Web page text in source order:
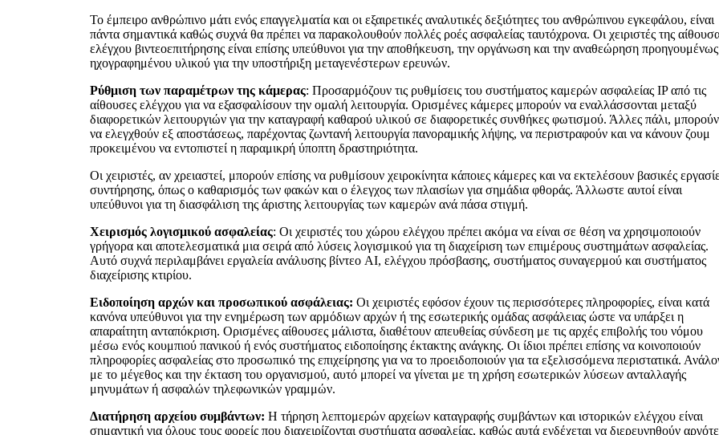
Το έμπειρο ανθρώπινο μάτι ενός επαγγελματία και οι εξαιρετικές αναλυτικές δεξιότητες του ανθρώπινου εγκεφάλου, είναι
πάντα σημαντικά καθώς συχνά θα πρέπει να παρακολουθούν πολλές ροές ασφαλείας ταυτόχρονα. Οι χειριστές της
ελέγχου βιντεοεπιτήρησης είναι επίσης υπεύθυνοι για την αποθήκευση, την οργάνωση και την αναθεώρηση προηγουμένως
ηχογραφημένου υλικού για την υποστήριξη μεταγενέστερων ερευνών.
Ρύθμιση των παραμέτρων της κάμερας: Προσαρμόζουν τις ρυθμίσεις του συστήματος καμερών ασφαλείας IP από τις
αίθουσες ελέγχου για να εξασφαλίσουν την ομαλή λειτουργία. Ορισμένες κάμερες μπορούν να εναλλάσσονται μεταξύ
διαφορετικών λειτουργιών για την καταγραφή καθαρού υλικού σε διαφορετικές συνθήκες φωτισμού. Άλλες πάλι, μπορούν
να ελεγχθούν εξ αποστάσεως, παρέχοντας ζωντανή λειτουργία πανοραμικής λήψης, να περιστραφούν και να κάνουν ζουμ
προκειμένου να εντοπιστεί η παραμικρή ύποπτη δραστηριότητα.
Οι χειριστές, αν χρειαστεί, μπορούν επίσης να ρυθμίσουν χειροκίνητα κάποιες κάμερες και να εκτελέσουν βασικές
συντήρησης, όπως ο καθαρισμός των φακών και ο έλεγχος των πλαισίων για σημάδια φθοράς. Άλλωστε αυτοί είναι
υπεύθυνοι για τη διασφάλιση της άριστης λειτουργίας των καμερών ανά πάσα στιγμή.
Χειρισμός λογισμικού ασφαλείας: Οι χειριστές του χώρου ελέγχου πρέπει ακόμα να είναι σε θέση να χρησιμοποιούν
γρήγορα και αποτελεσματικά μια σειρά από λύσεις λογισμικού για τη διαχείριση των επιμέρους συστημάτων ασφαλείας.
Αυτό συχνά περιλαμβάνει εργαλεία ανάλυσης βίντεο AI, ελέγχου πρόσβασης, συστήματος συναγερμού και συστήματος
διαχείρισης κτιρίου.
Ειδοποίηση αρχών και προσωπικού ασφάλειας: Οι χειριστές εφόσον έχουν τις περισσότερες πληροφορίες, είναι κατά
κανόνα υπεύθυνοι για την ενημέρωση των αρμόδιων αρχών ή της εσωτερικής ομάδας ασφάλειας ώστε να υπάρξει η
απαραίτητη ανταπόκριση. Ορισμένες αίθουσες μάλιστα, διαθέτουν απευθείας σύνδεση με τις αρχές επιβολής του νόμου
μέσω ενός κουμπιού πανικού ή ενός συστήματος ειδοποίησης έκτακτης ανάγκης. Οι ίδιοι πρέπει επίσης να κοινοποιούν
πληροφορίες ασφαλείας στο προσωπικό της επιχείρησης για να το προειδοποιούν για τα εξελισσόμενα περιστατικά.
με το μέγεθος και την έκταση του οργανισμού, αυτό μπορεί να γίνεται με τη χρήση εσωτερικών λύσεων ανταλλαγής
μηνυμάτων ή ασφαλών τηλεφωνικών γραμμών.
Διατήρηση αρχείου συμβάντων: Η τήρηση λεπτομερών αρχείων καταγραφής συμβάντων και ιστορικών ελέγχου είναι
σημαντική για όλους τους φορείς που διαχειρίζονται συστήματα ασφαλείας, καθώς αυτά ενδέχεται να διερευνηθούν